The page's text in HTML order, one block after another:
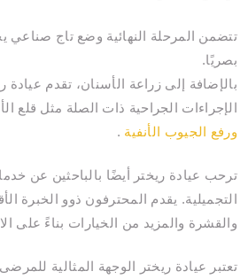
تتضمن المرحلة النهائية وضع تاج صناعي
بصريًا.
بالإضافة إلى زراعة الأسنان، تقدم
الإجراءات الجراحية ذات الصلة مثل قلع
ورفع الجيوب الأنفية .
ترحب عيادة ريختر أيضًا بالباحثين عن
التجميلية. يقدم المحترفون ذوو الخبرة
والقشرة والمزيد من الخيارات بناءً على
تعتبر عيادة ريختر الوجهة المثالية